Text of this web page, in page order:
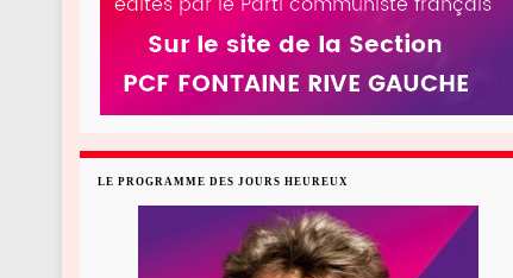
LE PROGRAMME DES JOURS HEUREUX